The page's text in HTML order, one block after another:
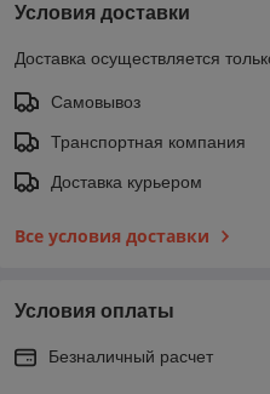
Условия доставки
Доставка осуществляется
Самовывоз
Транспортная компания
Доставка курьером
Все условия доставки
Условия оплаты
Безналичный расчет